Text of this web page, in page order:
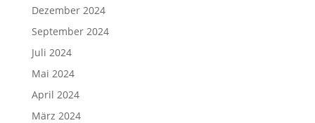
Dezember 2024
September 2024
Juli 2024
Mai 2024
April 2024
März 2024